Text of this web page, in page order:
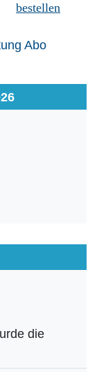
bestellen
die